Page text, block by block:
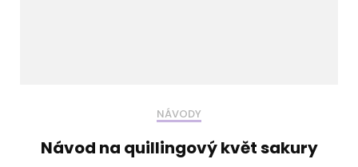
NÁVODY
Návod na quillingový květ sakury